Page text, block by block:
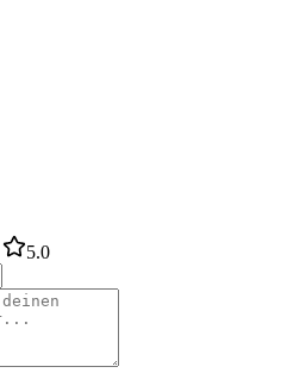
5.0